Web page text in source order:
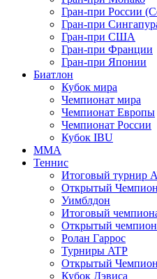
Гран-при России
Гран-при
Гран-при США
Гран-при Франции
Гран-при Японии
Биатлон
Кубок мира
Чемпионат мира
Чемпионат Европы
Чемпионат России
Кубок IBU
MMA
Теннис
Итоговый турнир
Открытый
Уимблдон
Итоговый
Открытый
Ролан Гаррос
Турниры ATP
Открытый
Кубок Дэвиса